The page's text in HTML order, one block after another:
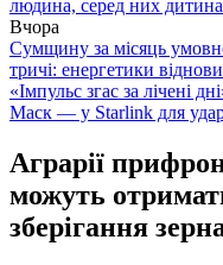
людина, серед них дитина
Вчора
Сумщину за місяць
тричі: енергетики
«Імпульс згас за лічені
Маск — у Starlink для
Аграрії
можуть
зберігання